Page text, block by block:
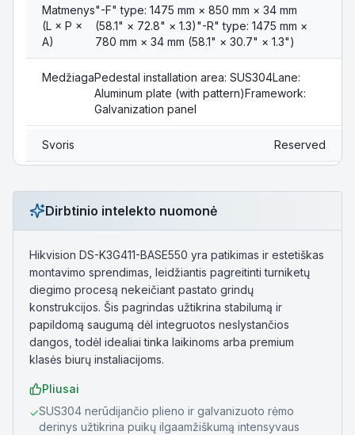
Matmenys
(L × P ×
A)
"-F" type: 1475 mm × 850 mm × 34 mm
(58.1" × 72.8" × 1.3)"-R" type: 1475 mm ×
780 mm × 34 mm (58.1" × 30.7" × 1.3")
MedžiagaPedestal installation area: SUS304Lane:
Aluminum plate (with pattern)Framework:
Galvanization panel
Svoris Reserved
Dirbtinio intelekto nuomonė
Hikvision DS-K3G411-BASE550 yra patikimas ir estetiškas
montavimo sprendimas, leidžiantis pagreitinti turniketų
diegimo procesą nekeičiant pastato grindų
konstrukcijos. Šis pagrindas užtikrina stabilumą ir
papildomą saugumą dėl integruotos neslystančios
dangos, todėl idealiai tinka laikinoms arba premium
klasės biurų instaliacijoms.
Pliusai
✓SUS304 nerūdijančio plieno ir galvanizuoto rėmo
derinys užtikrina puikų ilgaamžiškumą intensyvaus